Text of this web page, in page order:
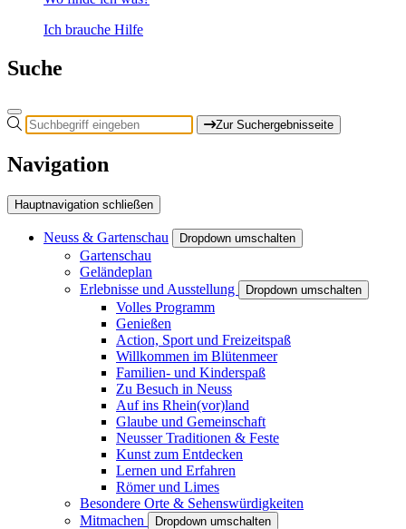
Ich brauche Hilfe
Suche
Zur Suchergebnisseite
Navigation
Hauptnavigation schließen
Neuss & Gartenschau Dropdown umschalten
Gartenschau
Geländeplan
Erlebnisse und Ausstellung
Dropdown umschalten
Volles Programm
Genießen
Action, Sport und Freizeitspaß
Willkommen im Blütenmeer
Familien- und Kinderspaß
Zu Besuch in Neuss
Auf ins Rhein(vor)land
Glaube und Gemeinschaft
Neusser Traditionen & Feste
Kunst zum Entdecken
Lernen und Erfahren
Römer und Limes
Besondere Orte & Sehenswürdigkeiten
Mitmachen
Dropdown umschalten